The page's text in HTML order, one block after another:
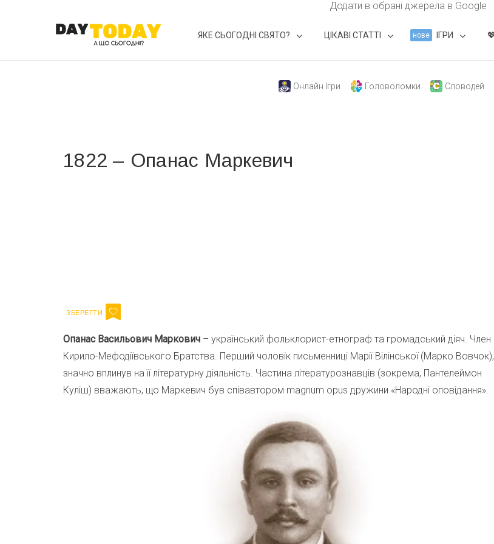
Додати в обрані джерела в Google
ЯКЕ СЬОГОДНІ СВЯТО? ЦІКАВІ СТАТТІ нове ІГРИ
Онлайн Ігри Головоломки Словодей
1822 – Опанас Маркевич
Опанас Васильович Маркович – український фольклорист-етнограф та громадський діяч. Член
Кирило-Мефодіївського Братства. Перший чоловік письменниці Марії Вілінської (Марко Вовчок),
значно вплинув на її літературну діяльність. Частина літературознавців (зокрема, Пантелеймон
Куліш) вважають, що Маркевич був співавтором magnum opus дружини «Народні оповідання».